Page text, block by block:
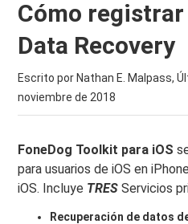
Cómo registrar
Data Recovery
Escrito por Nathan E. Malpass,
noviembre de 2018
FoneDog Toolkit para iOS
para usuarios de iOS en
iOS. Incluye TRES Servicios
Recuperación de datos